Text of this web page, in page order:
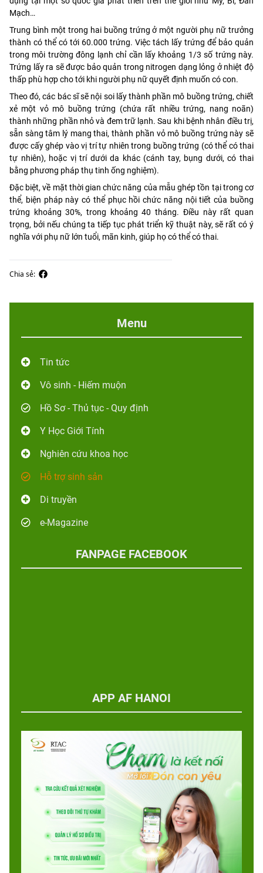
Mạch…
Trung bình một trong hai buồng trứng ở một người phụ nữ trưởng
thành có thể có tới 60.000 trứng. Việc tách lấy trứng để bảo quản
trong môi trường đông lạnh chỉ cần lấy khoảng 1/3 số trứng này.
Trứng lấy ra sẽ được bảo quản trong nitrogen dạng lỏng ở nhiệt độ
thấp phù hợp cho tới khi người phụ nữ quyết định muốn có con.
Theo đó, các bác sĩ sẽ nội soi lấy thành phần mô buồng trứng, chiết
xẻ một vỏ mô buồng trứng (chứa rất nhiều trứng, nang noãn)
thành những phần nhỏ và đem trữ lạnh. Sau khi bệnh nhân điều trị,
sẵn sàng tâm lý mang thai, thành phần vỏ mô buồng trứng này sẽ
được cấy ghép vào vị trí tự nhiên trong buồng trứng (có thể có thai
tự nhiên), hoặc vị trí dưới da khác (cánh tay, bụng dưới, có thai
bằng phương pháp thụ tinh ống nghiệm).
Đặc biệt, về mặt thời gian chức năng của mẫu ghép tồn tại trong cơ
thể, biện pháp này có thể phục hồi chức năng nội tiết của buồng
trứng khoảng 30%, trong khoảng 40 tháng. Điều này rất quan
trọng, bởi nếu chúng ta tiếp tục phát triển kỹ thuật này, sẽ rất có ý
nghĩa với phụ nữ lớn tuổi, mãn kinh, giúp họ có thể có thai.
Chia sẻ:
Menu
Tin tức
Vô sinh - Hiếm muộn
Hồ Sơ - Thủ tục - Quy định
Y Học Giới Tính
Nghiên cứu khoa học
Hỗ trợ sinh sản
Di truyền
e-Magazine
FANPAGE FACEBOOK
APP AF HANOI